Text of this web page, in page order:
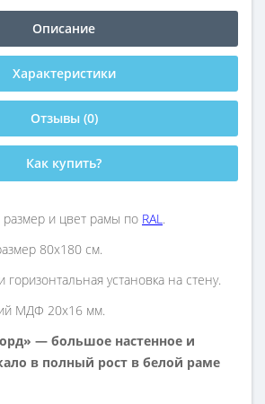
Описание
Характеристики
Отзывы (0)
Как купить?
и цвет рамы по RAL .
80х180 см.
горизонтальная установка на стену.
МДФ 20х16 мм.
— большое настенное и
в полный рост в белой раме